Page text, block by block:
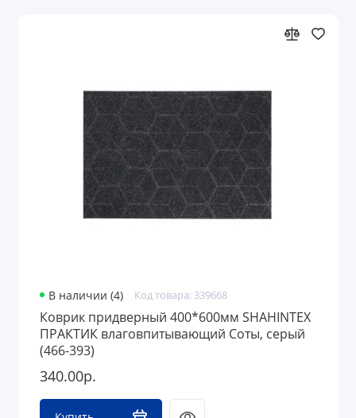
В наличии (4) Код товара: 339668
Коврик придверный 400*600мм SHAHINTEX
ПРАКТИК влаговпитывающий Соты, серый
(466-393)
340.00р.